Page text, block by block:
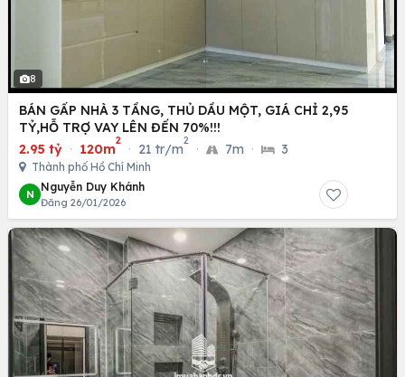
8
BÁN GẤP NHÀ 3 TẦNG, THỦ DẦU MỘT, GIÁ CHỈ 2,95
TỶ,HỖ TRỢ VAY LÊN ĐẾN 70%!!!
2.95 tỷ · 120m
2
· 21 tr/m
2
· 7m · 3
Thành phố Hồ Chí Minh
N
Nguyễn Duy Khánh
Đăng 26/01/2026